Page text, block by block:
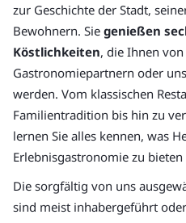
zur Geschichte der Stadt,
Bewohnern. Sie genießen
Köstlichkeiten, die Ihnen
Gastronomiepartnern oder
werden. Vom klassischen
Familientradition bis hin zu
lernen Sie alles kennen, was
Erlebnisgastronomie zu bieten
Die sorgfältig von uns
sind meist inhabergeführt